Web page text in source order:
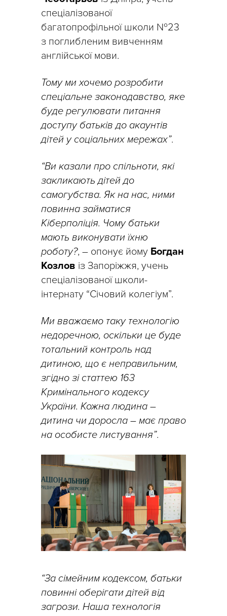
спеціалізованої
багатопрофільної школи №23
з поглибленим вивченням
англійської мови.
Тому ми хочемо розробити
спеціальне законодавство, яке
буде регулювати питання
доступу ­­­батьків до акаунтів
дітей у соціальних мережах”.
“Ви казали про спільноти, які
закликають дітей до
самогубства. Як на нас, ними
повинна займатися
Кіберполіція. Чому батьки
мають виконувати їхню
роботу?, – опонує йому Богдан
Козлов із Запоріжжя, учень
спеціалізованої школи-
інтернату “Січовий колегіум”.
Ми вважаємо таку технологію
недоречною, оскільки це буде
тотальний контроль над
дитиною, що є неправильним,
згідно зі статтею 163
Кримінального кодексу
України. Кожна людина –
дитина чи доросла – має право
на особисте листування”.
“За сімейним кодексом, батьки
повинні оберігати дітей від
загрози. Наша технологія